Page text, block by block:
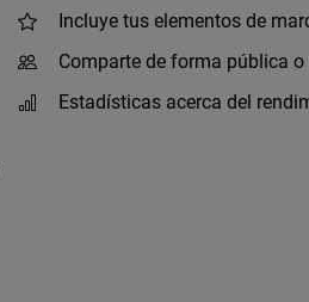
Incluye tus elementos de
Comparte de forma pública o
Estadísticas acerca del